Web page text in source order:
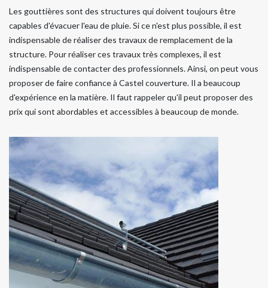
Les gouttières sont des structures qui doivent toujours être
capables d'évacuer l'eau de pluie. Si ce n'est plus possible, il est
indispensable de réaliser des travaux de remplacement de la
structure. Pour réaliser ces travaux très complexes, il est
indispensable de contacter des professionnels. Ainsi, on peut vous
proposer de faire confiance à Castel couverture. Il a beaucoup
d'expérience en la matière. Il faut rappeler qu'il peut proposer des
prix qui sont abordables et accessibles à beaucoup de monde.